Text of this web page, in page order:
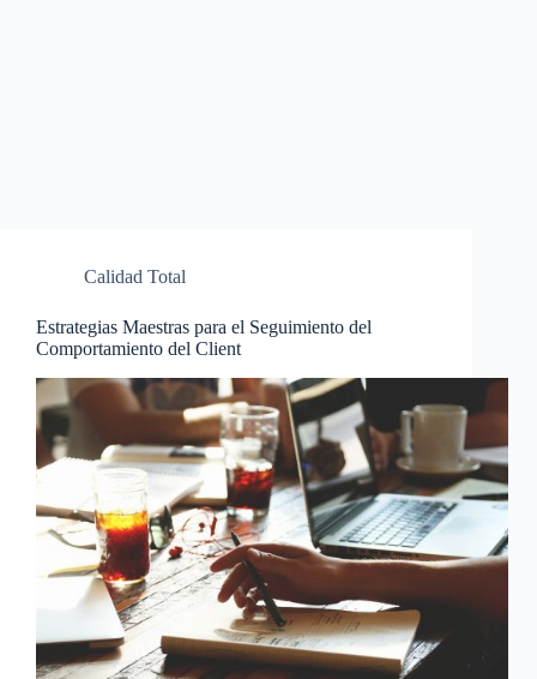
Calidad Total
Estrategias Maestras para el Seguimiento del
Comportamiento del Client